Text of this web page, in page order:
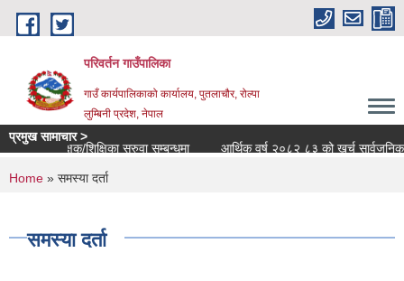
Skip to main content
परिवर्तन गाउँपालिका
गाउँ कार्यपालिकाको कार्यालय, पुतलाचौर, रोल्पा
लुम्बिनी प्रदेश, नेपाल
प्रमुख सामाचार >
शिक्षक/शिक्षिका सरुवा सम्बन्धमा
आर्थिक वर्ष २०८२ ८३ को खर्च सार्वजनिक
You are here
Home » समस्या दर्ता
समस्या दर्ता